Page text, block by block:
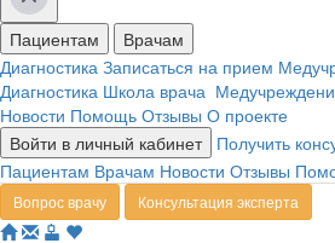
Пациентам
Врачам
Диагностика Записаться на прием
Диагностика Школа врача
Новости Помощь Отзывы О проекте
Войти в личный кабинет
Получить
Пациентам Врачам Новости Отзывы
Вопрос врачу Консультация эксперта